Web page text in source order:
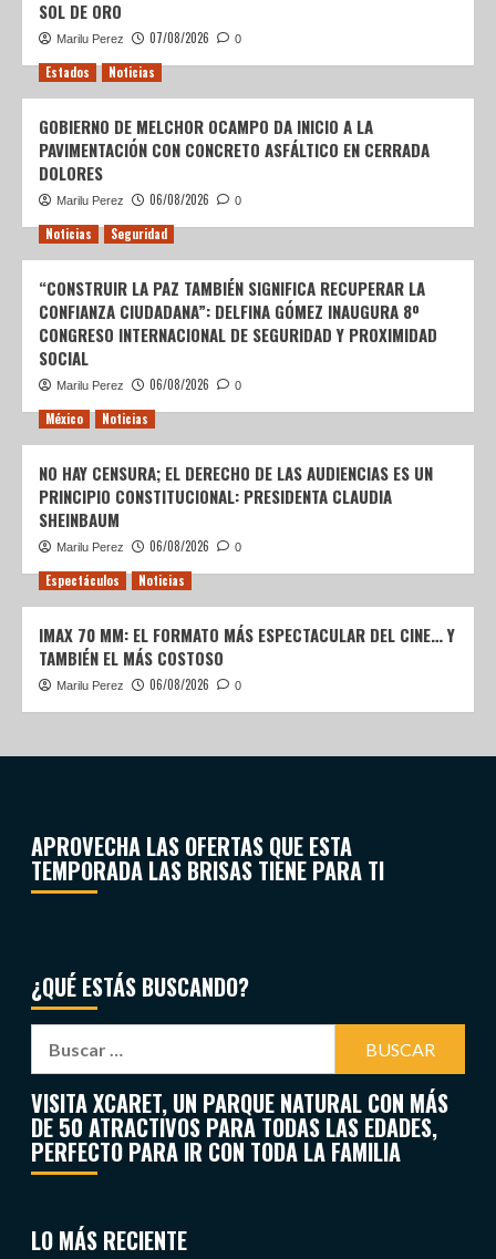
SOL DE ORO
Marilu Perez 07/08/2026 0
Estados Noticias
GOBIERNO DE MELCHOR OCAMPO DA INICIO A LA
PAVIMENTACIÓN CON CONCRETO ASFÁLTICO EN CERRADA
DOLORES
Marilu Perez 06/08/2026 0
Noticias Seguridad
“CONSTRUIR LA PAZ TAMBIÉN SIGNIFICA RECUPERAR LA
CONFIANZA CIUDADANA”: DELFINA GÓMEZ INAUGURA 8º
CONGRESO INTERNACIONAL DE SEGURIDAD Y PROXIMIDAD
SOCIAL
Marilu Perez 06/08/2026 0
México Noticias
NO HAY CENSURA; EL DERECHO DE LAS AUDIENCIAS ES UN
PRINCIPIO CONSTITUCIONAL: PRESIDENTA CLAUDIA
SHEINBAUM
Marilu Perez 06/08/2026 0
Espectáculos Noticias
IMAX 70 MM: EL FORMATO MÁS ESPECTACULAR DEL CINE… Y
TAMBIÉN EL MÁS COSTOSO
Marilu Perez 06/08/2026 0
APROVECHA LAS OFERTAS QUE ESTA
TEMPORADA LAS BRISAS TIENE PARA TI
¿QUÉ ESTÁS BUSCANDO?
VISITA XCARET, UN PARQUE NATURAL CON MÁS
DE 50 ATRACTIVOS PARA TODAS LAS EDADES,
PERFECTO PARA IR CON TODA LA FAMILIA
LO MÁS RECIENTE